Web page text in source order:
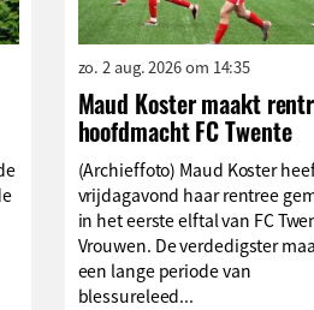
zo. 2 aug. 2026 om 14:35
Maud Koster maakt
hoofdmacht FC Twente
(Archieffoto) Maud Koster
vrijdagavond haar rentree
in het eerste elftal van FC
Vrouwen. De verdedigster
een lange periode van
blessureleed...